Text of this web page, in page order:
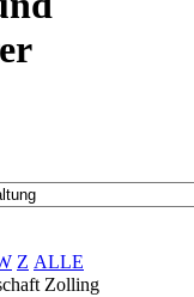
Z ALLE
Zolling